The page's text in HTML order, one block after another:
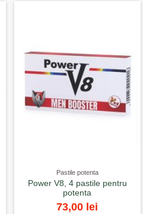
Pastile potenta
Power V8, 4 pastile pentru
potenta
73,00 lei